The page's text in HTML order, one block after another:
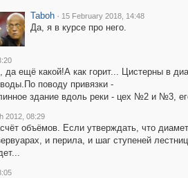
Taboh · 15 February 2018, 14:48
Да, я в курсе про него.
ещё какой!А как горит... Цистерны в
поводу привязки -
здание вдоль реки - цех №2 и №3,
2012, 08:29
объёмов. Если утверждать, что
и перила, и шаг ступеней